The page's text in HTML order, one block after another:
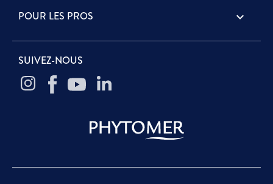
POUR LES PROS 
SUIVEZ-NOUS